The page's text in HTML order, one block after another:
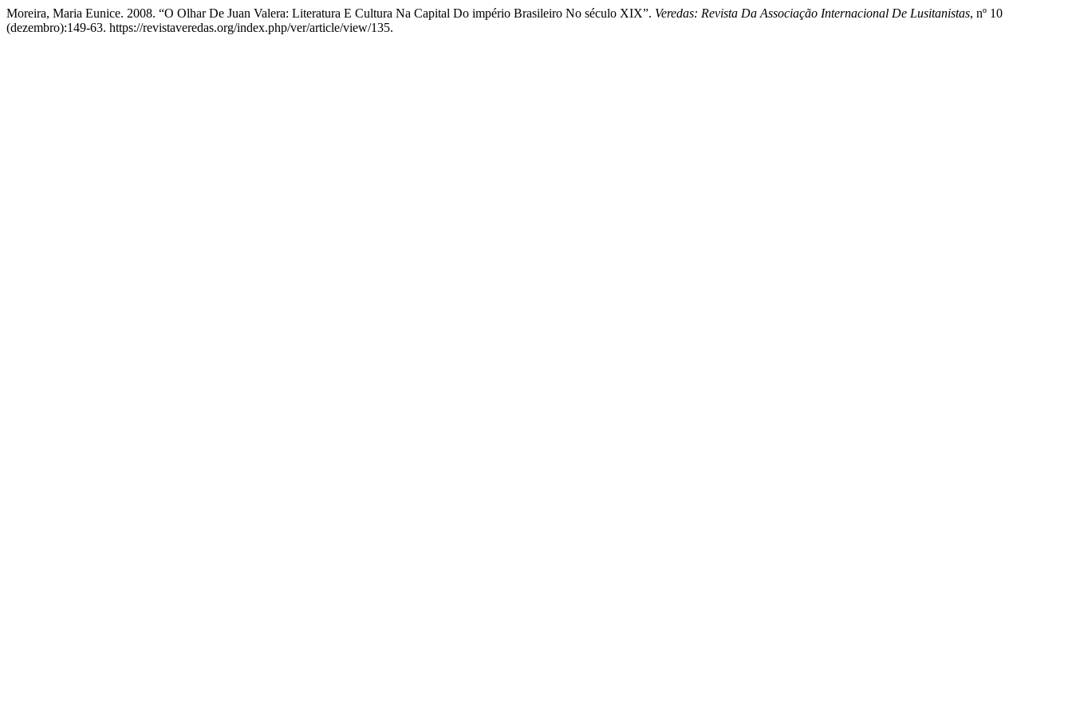
Moreira, Maria Eunice. 2008. “O Olhar De Juan Valera: Literatura E Cultura Na Capital Do império Brasileiro No século XIX”. Veredas: Revista Da Associação Internacional De Lusitanistas, nº 10
(dezembro):149-63. https://revistaveredas.org/index.php/ver/article/view/135.